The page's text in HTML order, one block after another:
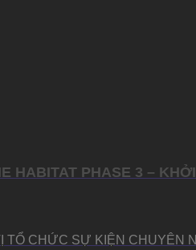
HABITAT PHASE 3 –
TỔ CHỨC SỰ KIỆN CHUYÊN